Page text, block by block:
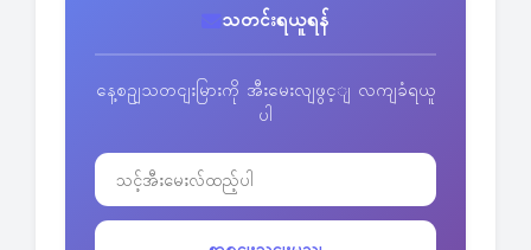
သတင်းရယူရန်
နေ့စဥျသတငျးမြားကို အီးမေးလျဖွင့ျ လကျခံရယူ
ပါ